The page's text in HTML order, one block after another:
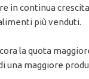
in continua
più venduti.
la quota
una maggiore